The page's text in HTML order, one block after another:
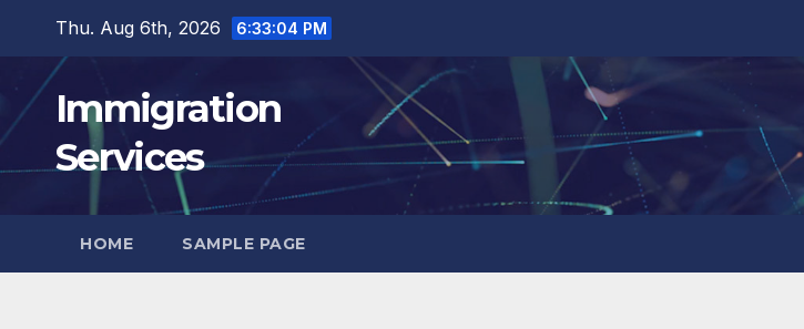
content
Thu. Aug 6th, 2026 6:33:06 PM
Immigration
Services
HOME SAMPLE PAGE